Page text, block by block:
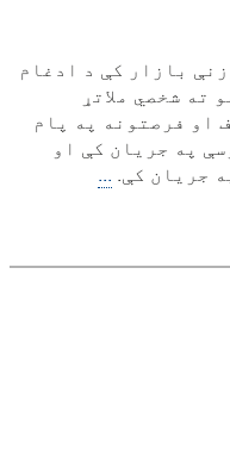
بازار کې د ادغام
ته شخصي ملاتړ
او فرصتونه په پام
په جریان کې او
جریان کې. ...